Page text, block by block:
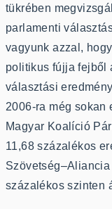
tükrében
parlamenti
vagyunk azzal,
politikus fújja fejből
választási
2006-ra még sokan
Magyar Koalíció
11,68 százalékos
százalékos szinten